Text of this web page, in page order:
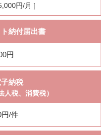
円/月 ]
納付届出書
円
子納税
人税、消費税）
円/件